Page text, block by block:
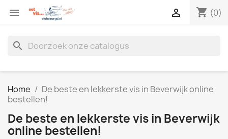
 shopping_cart (0)

search
Home
De beste en lekkerste vis in Beverwijk online
bestellen!
De beste en lekkerste vis in Beverwijk
online bestellen!